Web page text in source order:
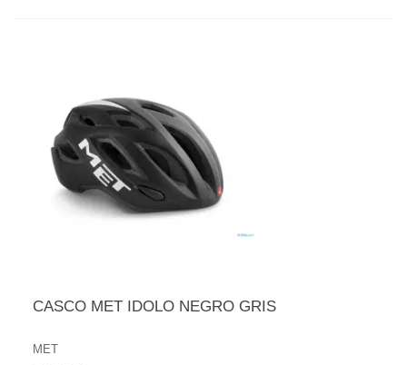
CASCO MET IDOLO NEGRO GRIS
MET